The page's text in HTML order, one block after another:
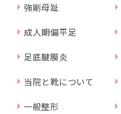
強剛母趾
成人期偏平足
足底腱膜炎
当院と靴について
一般整形